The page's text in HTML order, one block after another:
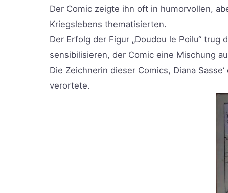
Der Comic zeigte ihn oft in humorvollen,
Kriegslebens thematisierten.
Der Erfolg der Figur „Doudou le Poilu“
sensibilisieren, der Comic eine Mischung
Die Zeichnerin dieser Comics, Diana
verortete.